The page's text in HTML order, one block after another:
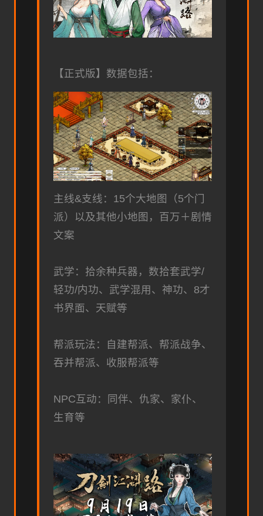
【正式版】数据包括：
主线&支线：15个大地图（5个门
派）以及其他小地图，百万＋剧情
文案
武学：拾余种兵器，数拾套武学/
轻功/内功、武学混用、神功、8才
书界面、天赋等
帮派玩法：自建帮派、帮派战争、
吞并帮派、收服帮派等
NPC互动：同伴、仇家、家仆、
生育等